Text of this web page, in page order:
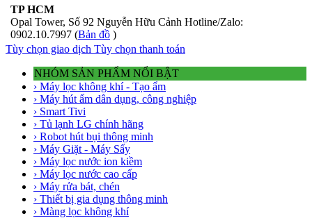
TP HCM
Opal Tower, Số 92 Nguyễn Hữu Cảnh Hotline/Zalo:
0902.10.7997 (Bản đồ )
Tùy chọn giao dịch Tùy chọn thanh toán
NHÓM SẢN PHẨM NỔI BẬT
› Máy lọc không khí - Tạo ẩm
› Máy hút ẩm dân dụng, công nghiệp
› Smart Tivi
› Tủ lạnh LG chính hãng
› Robot hút bụi thông minh
› Máy Giặt - Máy Sấy
› Máy lọc nước ion kiềm
› Máy lọc nước cao cấp
› Máy rửa bát, chén
› Thiết bị gia dụng thông minh
› Màng lọc không khí